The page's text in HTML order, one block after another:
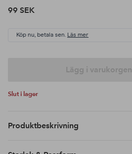
99 SEK
Köp nu, betala sen. Läs mer
Lägg i varukorgen
Slut i lager
Produktbeskrivning